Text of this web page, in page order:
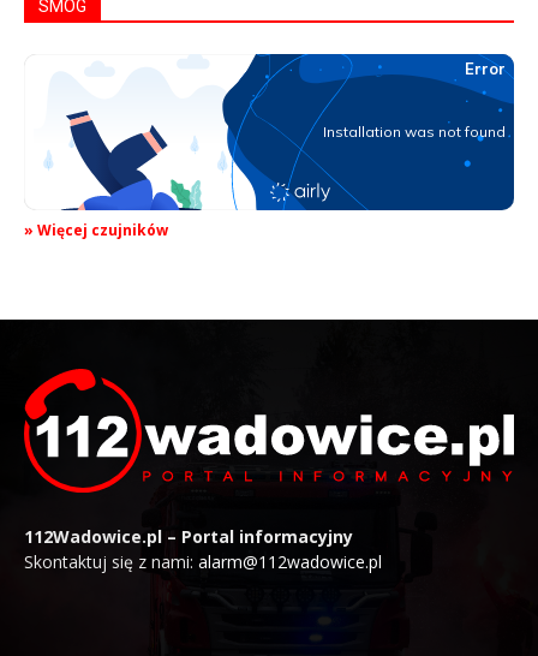
SMOG
» Więcej czujników
112Wadowice.pl – Portal informacyjny
Skontaktuj się z nami: alarm@112wadowice.pl